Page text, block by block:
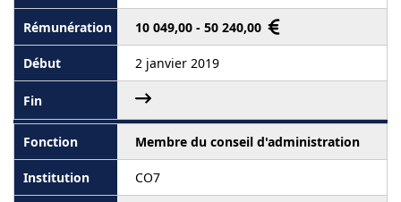
10 049,00 - 50 240,00
2 janvier 2019
Membre du conseil d'administration
CO7